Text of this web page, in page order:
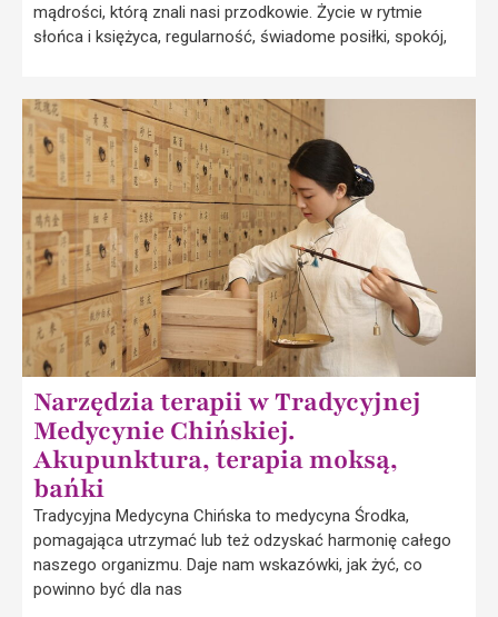
mądrości, którą znali nasi przodkowie. Życie w rytmie
słońca i księżyca, regularność, świadome posiłki, spokój,
Narzędzia terapii w Tradycyjnej
Medycynie Chińskiej.
Akupunktura, terapia moksą,
bańki
Tradycyjna Medycyna Chińska to medycyna Środka,
pomagająca utrzymać lub też odzyskać harmonię całego
naszego organizmu. Daje nam wskazówki, jak żyć, co
powinno być dla nas